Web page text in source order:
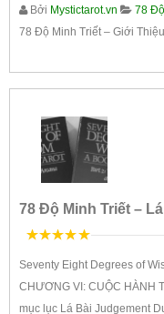
Bởi Mystictarot.vn 78
78 Độ Minh Triết – Giới Thiệu
78 Độ Minh Triết –
Seventy Eight Degrees of
CHƯƠNG VI: CUỘC HÀNH
mục lục Lá Bài Judgement